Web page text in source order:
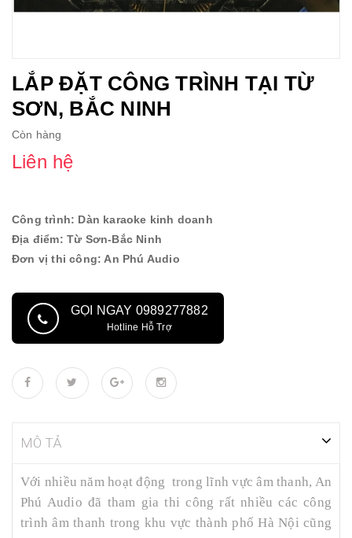
LẮP ĐẶT CÔNG TRÌNH TẠI TỪ
SƠN, BẮC NINH
Còn hàng
Liên hệ
Công trình: Dàn karaoke kinh doanh
Địa điểm: Từ Sơn-Bắc Ninh
Đơn vị thi công: An Phú Audio
GỌI NGAY 0989277882
Hotline Hỗ Trợ
MÔ TẢ
Với nhiều năm hoạt động trong lĩnh vực âm thanh, An
Phú Audio đã tham gia thi công rất nhiều các công
trình âm thanh trong khu vực thành phố Hà Nội cũng